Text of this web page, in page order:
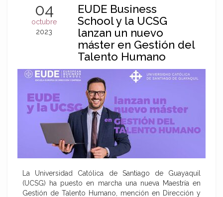
04
octubre
2023
EUDE Business
School y la UCSG
lanzan un nuevo
máster en Gestión del
Talento Humano
La Universidad Católica de Santiago de Guayaquil
(UCSG) ha puesto en marcha una nueva Maestría en
Gestión de Talento Humano, mención en Dirección y